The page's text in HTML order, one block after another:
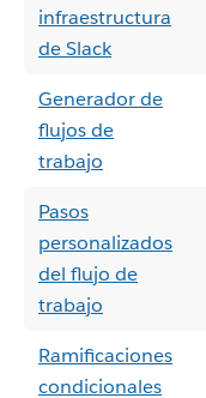
infraestructura
de Slack
Generador de
flujos de
trabajo
Pasos
personalizados
del flujo de
trabajo
Ramificaciones
condicionales